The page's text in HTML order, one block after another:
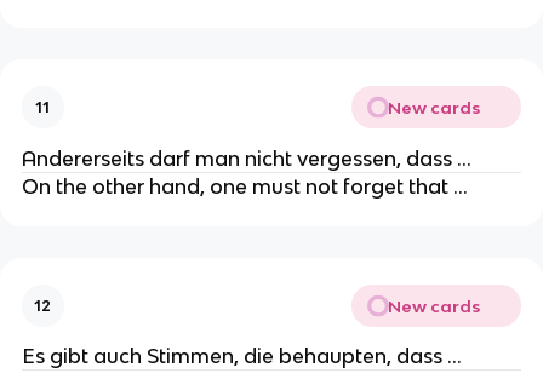
11 New cards
Andererseits darf man nicht vergessen, dass …
On the other hand, one must not forget that …
12 New cards
Es gibt auch Stimmen, die behaupten, dass …